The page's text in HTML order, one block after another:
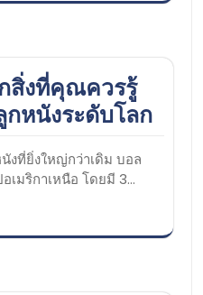
สิ่งที่คุณควรรู้
กหนังระดับโลก
งที่ยิ่งใหญ่กว่าเดิม บอล
มริกาเหนือ โดยมี 3…